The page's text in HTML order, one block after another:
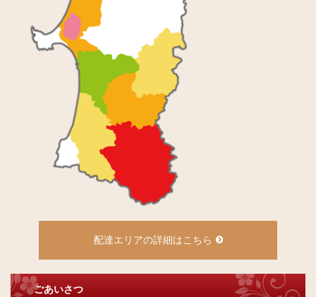
配達エリアの詳細はこちら
ごあいさつ